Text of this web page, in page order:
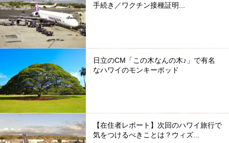
手続き／ワクチン接種証明...
日立のCM「この木なんの木♪」で有名
なハワイのモンキーポッド
【在住者レポート】次回のハワイ旅行で
気をつけるべきことは？ウィズ...